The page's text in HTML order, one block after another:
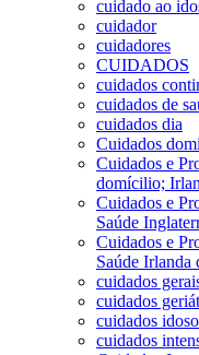
cuidado ao
cuidador
cuidadores
CUIDADOS
cuidados
cuidados de
cuidados dia
Cuidados
Cuidados e
domícilio;
Cuidados e
Saúde
Cuidados e
Saúde Irlanda
cuidados
cuidados
cuidados
cuidados